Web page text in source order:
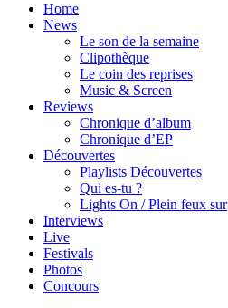
Home
News
Le son de la semaine
Clipothèque
Le coin des reprises
Music & Screen
Reviews
Chronique d’album
Chronique d’EP
Découvertes
Playlists Découvertes
Qui es-tu ?
Lights On / Plein feux sur
Interviews
Live
Festivals
Photos
Concours